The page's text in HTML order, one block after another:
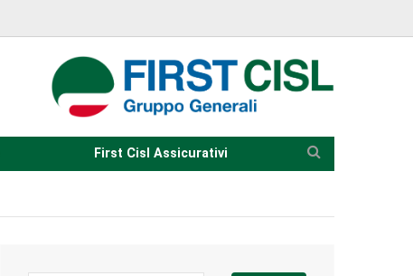
First Cisl Assicurativi